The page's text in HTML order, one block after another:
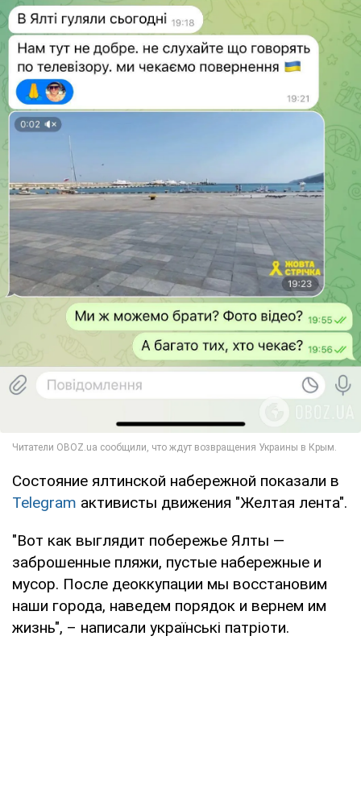
Состояние ялтинской набережной показали в
Telegram активисты движения "Желтая лента".
"Вот как выглядит побережье Ялты —
заброшенные пляжи, пустые набережные и
мусор. После деоккупации мы восстановим
наши города, наведем порядок и вернем им
жизнь", – написали українські патріоти.